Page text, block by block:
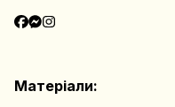
Матеріали: